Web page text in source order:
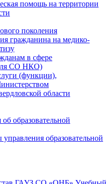
помощь на территории
поколения
гражданина на медико-
в сфере
СО НКО)
(функции),
области
образовательной
образовательной